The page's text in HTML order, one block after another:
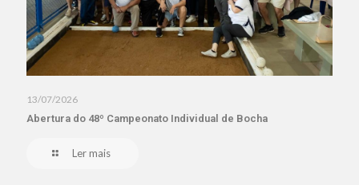
13/07/2026
Abertura do 48º Campeonato Individual de Bocha
Ler mais